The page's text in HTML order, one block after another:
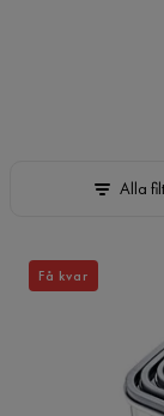
Alla
Få kvar